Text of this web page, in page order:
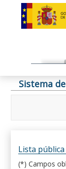
Sistema
Lista
(*) Campos